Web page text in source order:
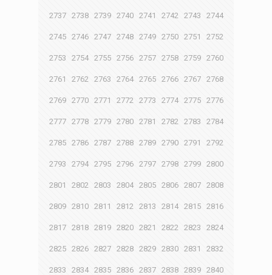
2737 2738 2739 2740 2741 2742 2743 2744
2745 2746 2747 2748 2749 2750 2751 2752
2753 2754 2755 2756 2757 2758 2759 2760
2761 2762 2763 2764 2765 2766 2767 2768
2769 2770 2771 2772 2773 2774 2775 2776
2777 2778 2779 2780 2781 2782 2783 2784
2785 2786 2787 2788 2789 2790 2791 2792
2793 2794 2795 2796 2797 2798 2799 2800
2801 2802 2803 2804 2805 2806 2807 2808
2809 2810 2811 2812 2813 2814 2815 2816
2817 2818 2819 2820 2821 2822 2823 2824
2825 2826 2827 2828 2829 2830 2831 2832
2833 2834 2835 2836 2837 2838 2839 2840